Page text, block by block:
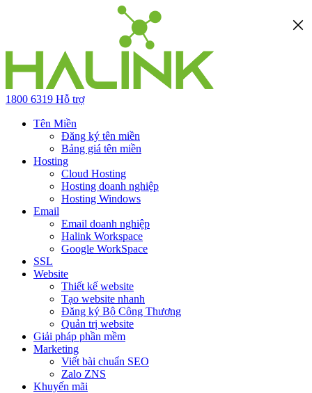
1800 6319 Hỗ trợ
Tên Miền
Đăng ký tên miền
Bảng giá tên miền
Hosting
Cloud Hosting
Hosting doanh nghiệp
Hosting Windows
Email
Email doanh nghiệp
Halink Workspace
Google WorkSpace
SSL
Website
Thiết kế website
Tạo website nhanh
Đăng ký Bộ Công Thương
Quản trị website
Giải pháp phần mềm
Marketing
Viết bài chuẩn SEO
Zalo ZNS
Khuyến mãi